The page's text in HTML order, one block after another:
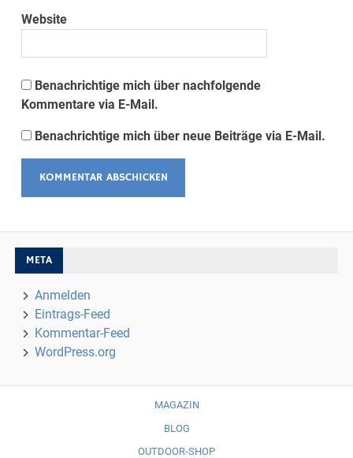
Website
Benachrichtige mich über nachfolgende
Kommentare via E-Mail.
Benachrichtige mich über neue Beiträge via E-Mail.
META
Anmelden
Eintrags-Feed
Kommentar-Feed
WordPress.org
MAGAZIN
BLOG
OUTDOOR-SHOP